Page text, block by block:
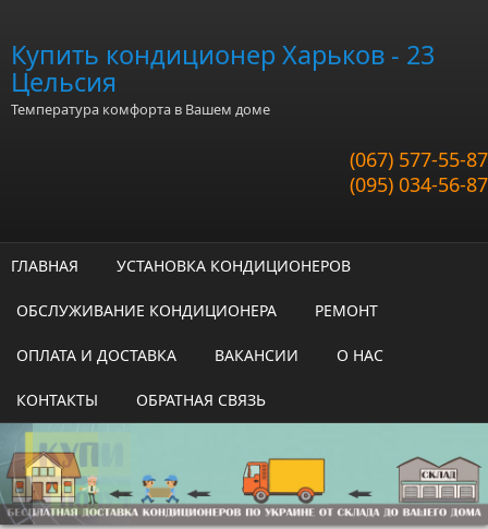
Купить кондиционер Харьков - 23
Цельсия
Температура комфорта в Вашем доме
(067) 577-55-87
(095) 034-56-87
ГЛАВНАЯ УСТАНОВКА КОНДИЦИОНЕРОВ
ОБСЛУЖИВАНИЕ КОНДИЦИОНЕРА РЕМОНТ
ОПЛАТА И ДОСТАВКА ВАКАНСИИ О НАС
КОНТАКТЫ ОБРАТНАЯ СВЯЗЬ